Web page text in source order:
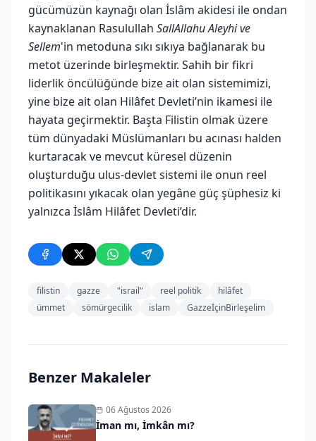
gücümüzün kaynağı olan İslâm akidesi ile ondan
kaynaklanan Rasulullah SallAllahu Aleyhi ve
Sellem'in metoduna sıkı sıkıya bağlanarak bu
metot üzerinde birleşmektir. Sahih bir fikri
liderlik öncülüğünde bize ait olan sistemimizi,
yine bize ait olan Hilâfet Devleti’nin ikamesi ile
hayata geçirmektir. Başta Filistin olmak üzere
tüm dünyadaki Müslümanları bu acınası halden
kurtaracak ve mevcut küresel düzenin
oluşturduğu ulus-devlet sistemi ile onun reel
politikasını yıkacak olan yegâne güç şüphesiz ki
yalnızca İslâm Hilâfet Devleti’dir.
filistin gazze "israil" reel politik
hilâfet
ümmet
sömürgecilik islam GazzeİçinBirleşelim
Benzer Makaleler
06 Ağustos 2026
İman mı, İmkân mı?